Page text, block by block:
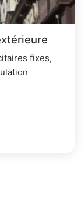
fixes,